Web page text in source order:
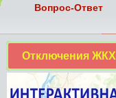
Вопрос-Ответ
Отключения ЖКХ